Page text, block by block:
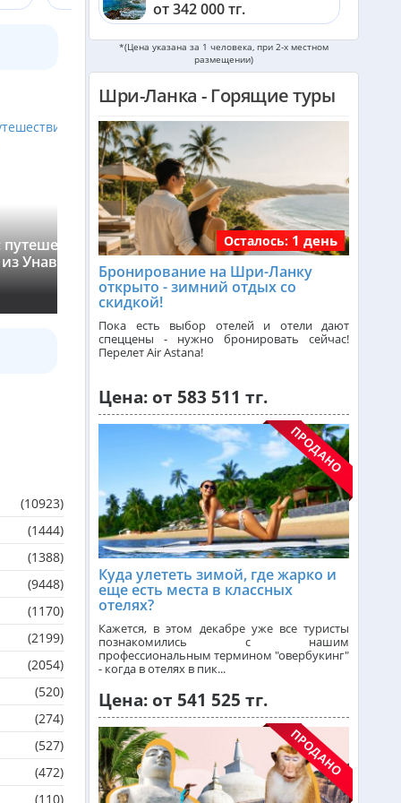
к
Унаватуны
›
Мозаика Шри-Ланки: сафари,
Галле и драгоценные камни
★5(3)
(10923)
(1444)
(1388)
(9448)
(1170)
(2199)
(2054)
(520)
(274)
(527)
(472)
(110)
от 342 000 тг.
Катар из Алматы
от 335 000 тг.
от 743 000 тг.
от 385 000 тг.
Азербайджан из Алматы
от 459 000 тг.
Италия из Алматы
Чехия из Алматы
Греция из Алматы
Сейшелы из Алматы
Франция из Алматы
Болгария из Алматы
Финляндия из Алматы
*(Цена указана за 1 человека, при 2-х местном
размещении)
Шри-Ланка - Горящие туры
Осталось: 1 день
Бронирование на Шри-Ланку
открыто - зимний отдых со
скидкой!
Пока есть выбор отелей и отели дают
спеццены - нужно бронировать сейчас!
Перелет Air Astana!
Цена: от 583 511 тг.
Куда улететь зимой, где жарко и
еще есть места в классных
отелях?
Кажется, в этом декабре уже все туристы
познакомились с нашим
профессиональным термином "овербукинг"
- когда в отелях в пик...
Цена: от 541 525 тг.